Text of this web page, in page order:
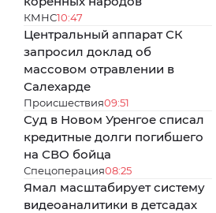
КМНС10:47
Центральный аппарат СК
запросил доклад об
массовом отравлении в
Салехарде
Происшествия09:51
Суд в Новом Уренгое списал
кредитные долги погибшего
на СВО бойца
Спецоперация08:25
Ямал масштабирует систему
видеоаналитики в детсадах